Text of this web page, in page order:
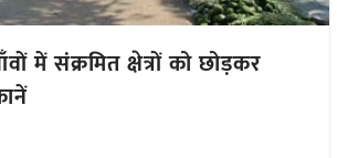
में संक्रमित क्षेत्रों को छोड़कर